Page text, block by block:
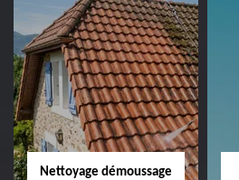
Nettoyage démoussage